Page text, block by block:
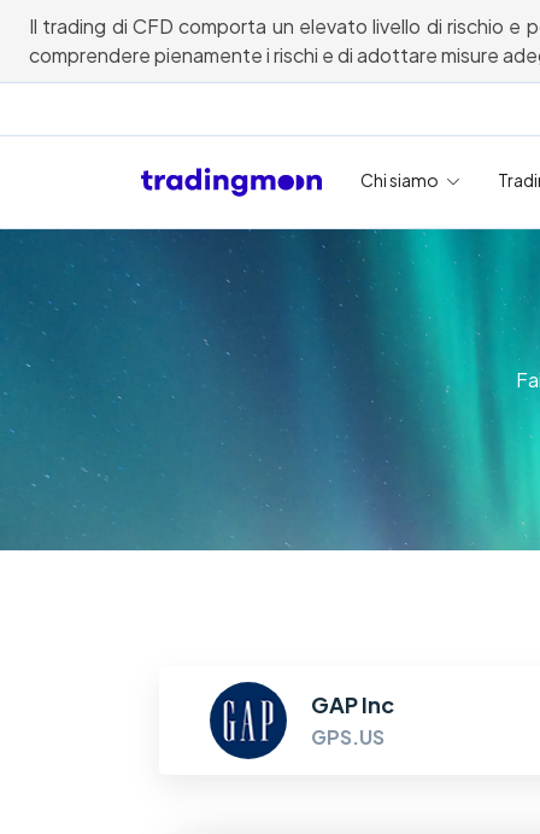
Il trading di CFD comporta un elevato livello di rischio
comprendere pienamente i rischi e di adottare misure
Chi siamo
GAP Inc
GPS.US